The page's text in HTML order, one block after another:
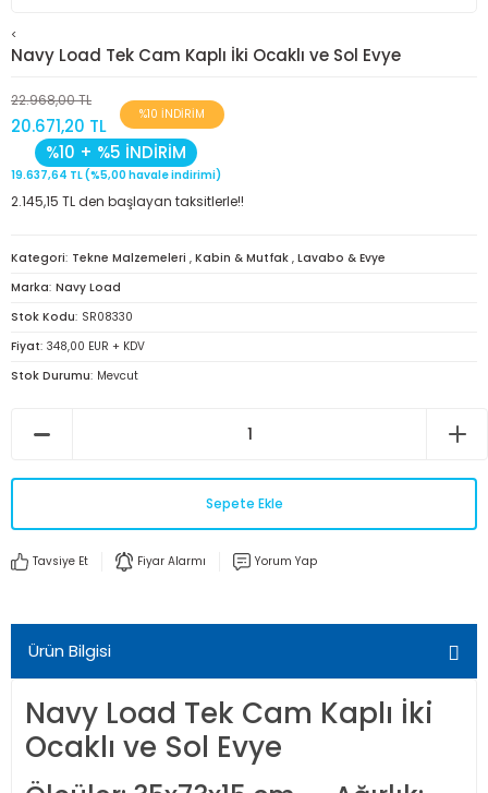
<
Navy Load Tek Cam Kaplı İki Ocaklı ve Sol Evye
22.968,00 TL
20.671,20 TL
%10 İNDİRİM
%10 + %5 İNDİRİM
19.637,64 TL (%5,00 havale indirimi)
2.145,15 TL den başlayan taksitlerle!!
Kategori Tekne Malzemeleri , Kabin & Mutfak , Lavabo & Evye
Marka Navy Load
Stok Kodu SR08330
Fiyat 348,00 EUR + KDV
Stok Durumu Mevcut
Sepete Ekle
Tavsiye Et Fiyar Alarmı Yorum Yap
Ürün Bilgisi
Navy Load Tek Cam Kaplı İki
Ocaklı ve Sol Evye